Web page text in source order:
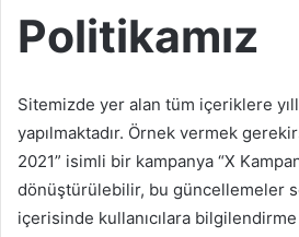
Politikamız
Sitemizde yer alan tüm içeriklere
yapılmaktadır. Örnek vermek
2021” isimli bir kampanya “X
dönüştürülebilir, bu güncellemeler
içerisinde kullanıcılara bilgilendirme